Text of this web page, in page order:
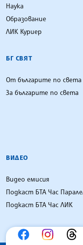
Наука
Образование
ЛИК Куриер
БГ СВЯТ
От българите по света
За българите по света
ВИДЕО
Видео емисия
Подкаст БТА Час
Подкаст БТА Час ЛИК